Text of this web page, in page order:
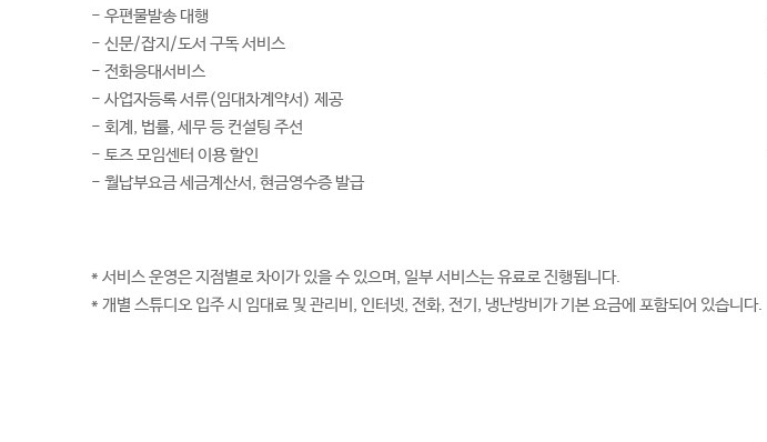
- 우편물발송 대행
- 신문/잡지/도서 구독 서비스
- 전화응대서비스
- 사업자등록 서류(임대차계약서) 제공
- 회계, 법률, 세무 등 컨설팅 주선
- 토즈 모임센터 이용 할인
- 월납부요금 세금계산서, 현금영수증 발급
* 서비스 운영은 지점별로 차이가 있을 수 있으며, 일부 서비스는 유료로 진행됩니다.
* 개별 스튜디오 입주 시 임대료 및 관리비, 인터넷, 전화, 전기, 냉난방비가 기본 요금에 포함되어 있습니다.